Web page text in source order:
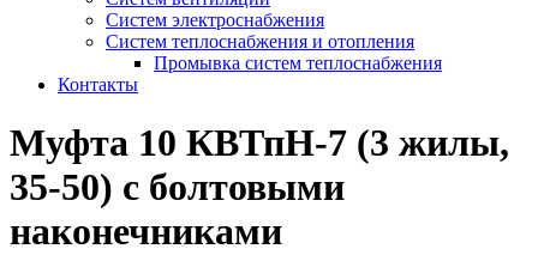
Систем электроснабжения
Систем теплоснабжения и отопления
Промывка систем теплоснабжения
Контакты
Муфта 10 КВТпН-7 (3 жилы,
35-50) с болтовыми
наконечниками